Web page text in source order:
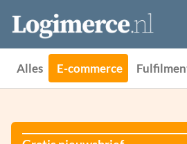
Vacatures
Events
Adverteren
Partners
Alles E-commerce